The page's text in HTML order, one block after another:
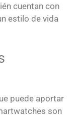
cuentan con
estilo de vida
puede aportar
son